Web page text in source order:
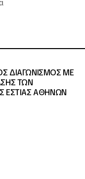
ΔΙΑΓΩΝΙΣΜΟΣ ΜΕ
ΤΩΝ
ΕΣΤΙΑΣ ΑΘΗΝΩΝ